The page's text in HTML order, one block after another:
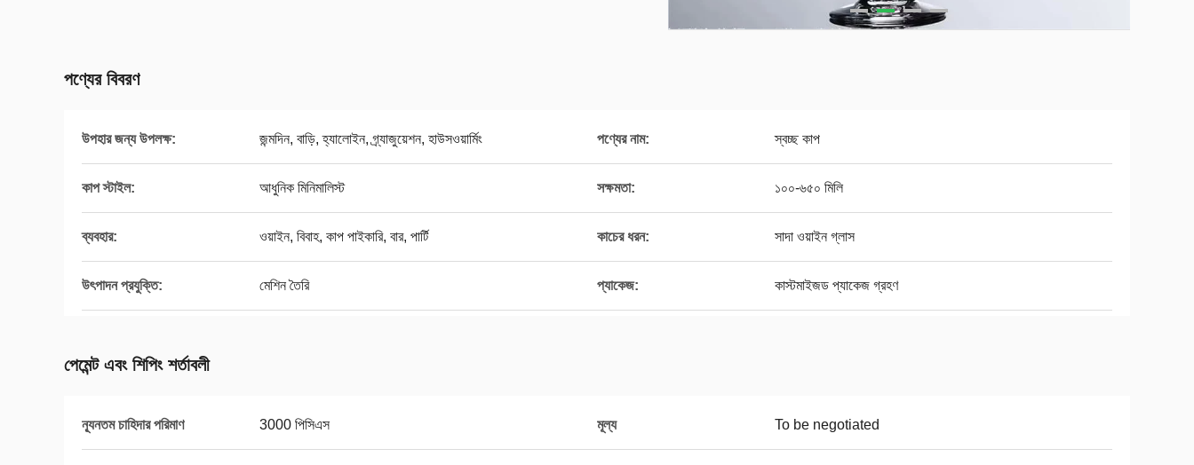
পণ্যের বিবরণ
উপহার জন্য উপলক্ষ: জন্মদিন, বাড়ি, হ্যালোইন, গ্র্যাজুয়েশন, হাউসওয়ার্মিং পণ্যের নাম: স্বচ্ছ কাপ
কাপ স্টাইল: আধুনিক মিনিমালিস্ট সক্ষমতা: ১০০-৬৫০ মিলি
ব্যবহার: ওয়াইন, বিবাহ, কাপ পাইকারি, বার, পার্টি কাচের ধরন: সাদা ওয়াইন গ্লাস
উৎপাদন প্রযুক্তি: মেশিন তৈরি প্যাকেজ: কাস্টমাইজড প্যাকেজ গ্রহণ
পেমেন্ট এবং শিপিং শর্তাবলী
ন্যূনতম চাহিদার পরিমাণ 3000 পিসিএস মূল্য To be negotiated